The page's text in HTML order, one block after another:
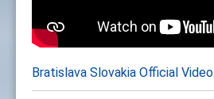
Bratislava Slovakia Official Video